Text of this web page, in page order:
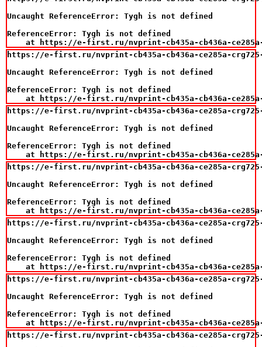
Uncaught ReferenceError: Tygh is not defined
ReferenceError: Tygh is not defined
at https://e-first.ru/nvprint-cb435a-cb436a-
https://e-first.ru/nvprint-cb435a-cb436a-ce285a-
Uncaught ReferenceError: Tygh is not defined
ReferenceError: Tygh is not defined
at https://e-first.ru/nvprint-cb435a-cb436a-
https://e-first.ru/nvprint-cb435a-cb436a-ce285a-
Uncaught ReferenceError: Tygh is not defined
ReferenceError: Tygh is not defined
at https://e-first.ru/nvprint-cb435a-cb436a-
https://e-first.ru/nvprint-cb435a-cb436a-ce285a-
Uncaught ReferenceError: Tygh is not defined
ReferenceError: Tygh is not defined
at https://e-first.ru/nvprint-cb435a-cb436a-
https://e-first.ru/nvprint-cb435a-cb436a-ce285a-
Uncaught ReferenceError: Tygh is not defined
ReferenceError: Tygh is not defined
at https://e-first.ru/nvprint-cb435a-cb436a-
https://e-first.ru/nvprint-cb435a-cb436a-ce285a-
Uncaught ReferenceError: Tygh is not defined
ReferenceError: Tygh is not defined
at https://e-first.ru/nvprint-cb435a-cb436a-
https://e-first.ru/nvprint-cb435a-cb436a-ce285a-